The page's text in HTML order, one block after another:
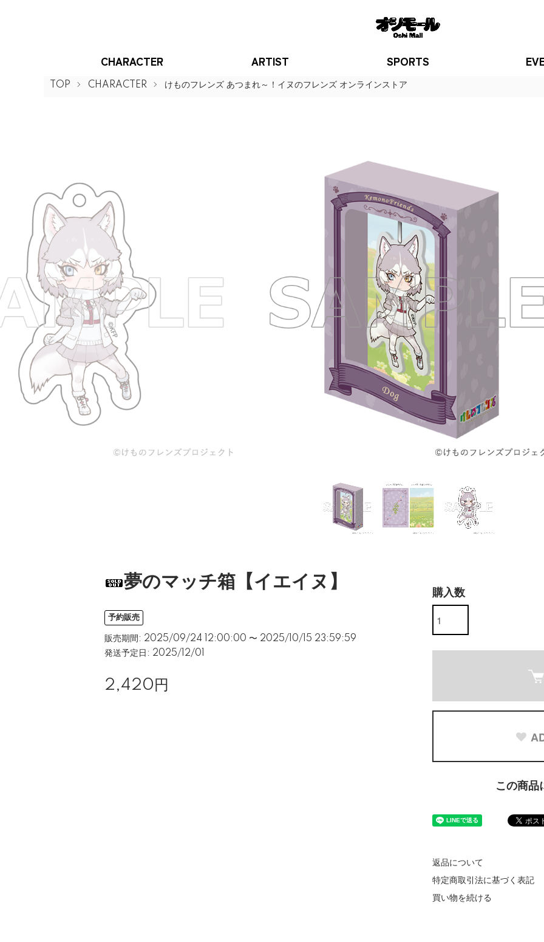
CHARACTER ARTIST SPORTS
TOP CHARACTER けものフレンズ あつまれ～！イヌのフレンズ オンラインストア
夢のマッチ箱【イエイヌ】
予約販売
販売期間: 2025/09/24 12:00:00 〜 2025/10/15 23:59:59
発送予定日: 2025/12/01
2,420円
購入数
この商品
返品について
特定商取引法に基づく表記
買い物を続ける